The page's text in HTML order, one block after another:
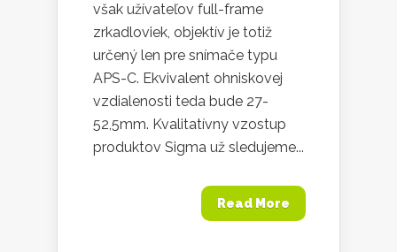
však užívateľov full-frame
zrkadloviek, objektív je totiž
určený len pre snímače typu
APS-C. Ekvivalent ohniskovej
vzdialenosti teda bude 27-
52,5mm. Kvalitatívny vzostup
produktov Sigma už sledujeme...
Read More